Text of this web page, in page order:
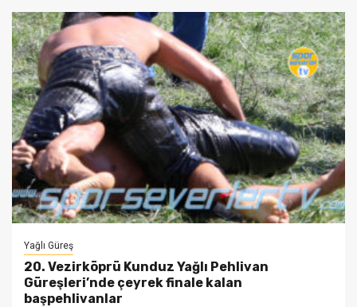
Yağlı Güreş
20. Vezirköprü Kunduz Yağlı Pehlivan
Güreşleri’nde çeyrek finale kalan
başpehlivanlar